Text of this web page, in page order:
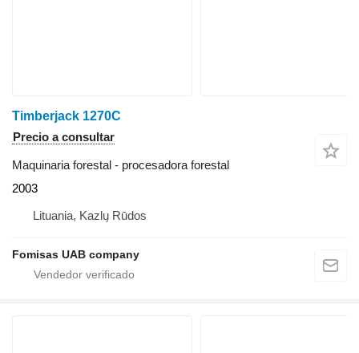
Timberjack 1270C
Precio a consultar
Maquinaria forestal - procesadora forestal
2003
Lituania, Kazlų Rūdos
Fomisas UAB company